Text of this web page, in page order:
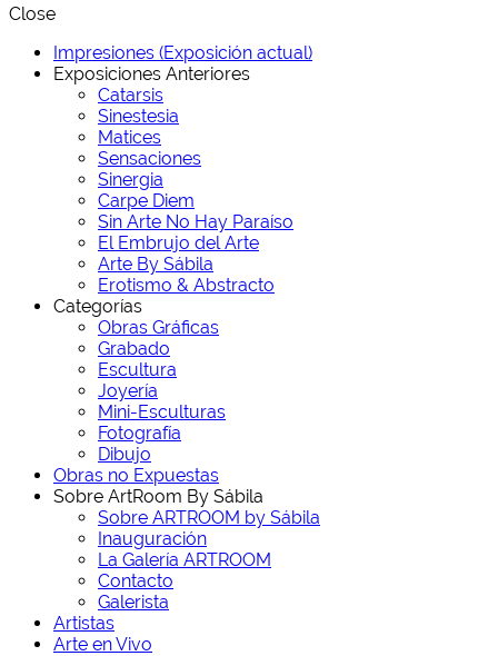
Close
Impresiones (Exposición actual)
Exposiciones Anteriores
Catarsis
Sinestesia
Matices
Sensaciones
Sinergia
Carpe Diem
Sin Arte No Hay Paraíso
El Embrujo del Arte
Arte By Sábila
Erotismo & Abstracto
Categorías
Obras Gráficas
Grabado
Escultura
Joyería
Mini-Esculturas
Fotografía
Dibujo
Obras no Expuestas
Sobre ArtRoom By Sábila
Sobre ARTROOM by Sábila
Inauguración
La Galería ARTROOM
Contacto
Galerista
Artistas
Arte en Vivo